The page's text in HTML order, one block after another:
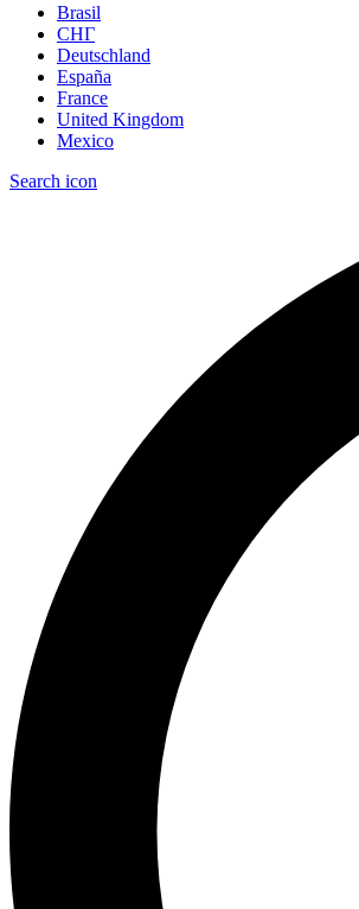
Brasil
СНГ
Deutschland
España
France
United Kingdom
Mexico
Search icon